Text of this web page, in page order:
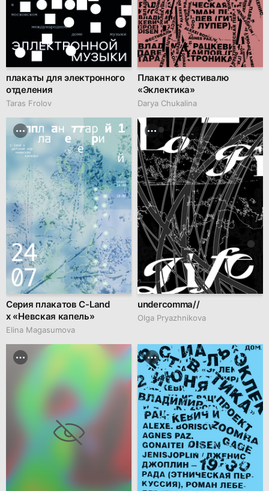
плакаты для электронного
отделения
Taras Frolov
Плакат к фестивалю
«Эклектика»
Darya Chukalina
Серия плакатов C-Land
x «Невская капель»
Elina Magasumova
undercomma//
Olga Pryazhnikova